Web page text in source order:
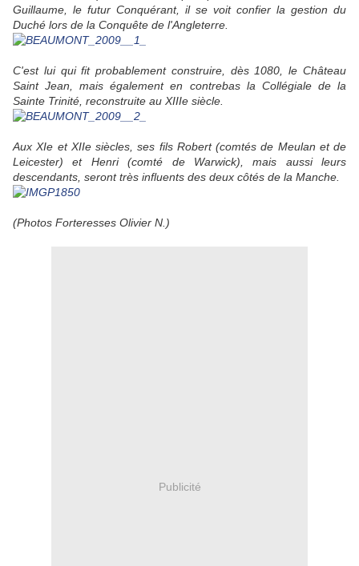
Guillaume, le futur Conquérant, il se voit confier la gestion du
Duché lors de la Conquête de l'Angleterre.
C'est lui qui fit probablement construire, dès 1080, le Château
Saint Jean, mais également en contrebas la Collégiale de la
Sainte Trinité, reconstruite au XIIIe siècle.
Aux XIe et XIIe siècles, ses fils Robert (comtés de Meulan et de
Leicester) et Henri (comté de Warwick), mais aussi leurs
descendants, seront très influents des deux côtés de la Manche.
(Photos Forteresses Olivier N.)
Publicité